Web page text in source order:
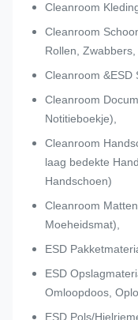
Cleanroom
Cleanroom
Rollen,
Cleanroom &ESD
Cleanroom
Notitieboekje),
Cleanroom
laag bedekte
Handschoen)
Cleanroom
Moeheidsmat),
ESD
ESD
Omloopdoos,
ESD Pols/